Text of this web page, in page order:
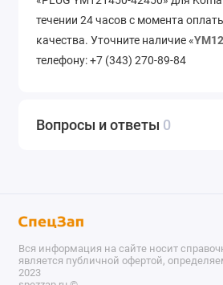
течении 24 часов с момента
качества. Уточните наличие «
телефону: +7 (343) 270-89-84
Вопросы и ответы 0
Вся информация на сайте носит
является публичной офертой,
2023